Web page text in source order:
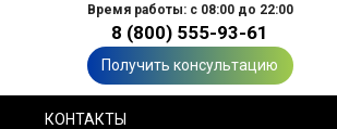
Время работы: с 08:00 до 22:00
8 (800) 555-93-61
Получить консультацию
КОНТАКТЫ